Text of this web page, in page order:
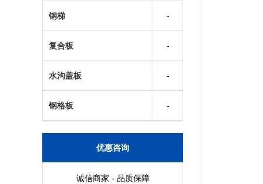
钢梯
复合板
水沟盖板
钢格板
优惠咨询
诚信商家 - 品质保障